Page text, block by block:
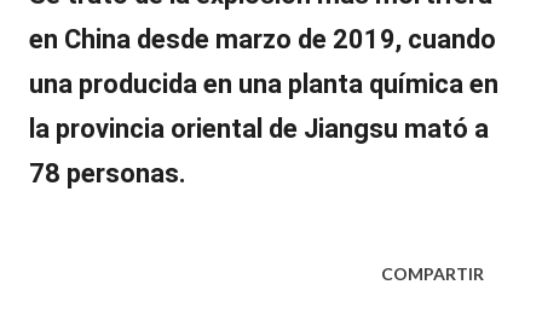
en China desde marzo de 2019, cuando
una producida en una planta química en
la provincia oriental de Jiangsu mató a
78 personas.
COMPARTIR